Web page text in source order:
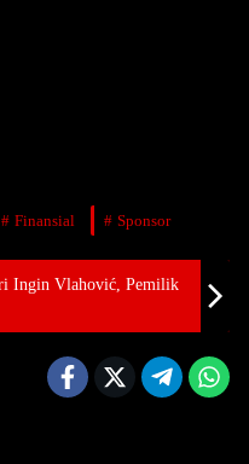
Finansial Sponsor
Ingin Vlahović, Pemilik